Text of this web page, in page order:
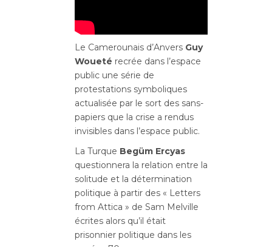
Le Camerounais d’Anvers Guy
Woueté recrée dans l’espace
public une série de
protestations symboliques
actualisée par le sort des sans-
papiers que la crise a rendus
invisibles dans l’espace public.
La Turque Begüm Ercyas
questionnera la relation entre la
solitude et la détermination
politique à partir des « Letters
from Attica » de Sam Melville
écrites alors qu’il était
prisonnier politique dans les